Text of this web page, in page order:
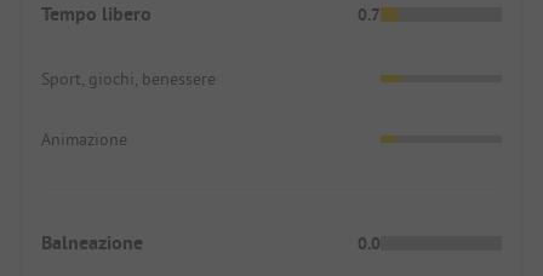
Tempo libero 0.7
Sport, giochi, benessere
Animazione
Balneazione 0.0